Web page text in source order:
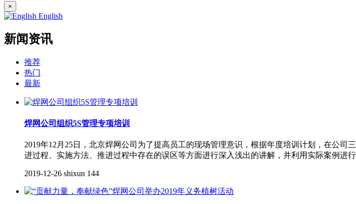
×
English
新闻资讯
推荐
热门
最新
焊网公司组织5S管理专项培训
2019年12月25日，北京焊网公司为了提高员工的现场管理意识，根据年度培训计划，在公
进过程、实施方法、推进过程中存在的误区等方面进行深入浅出的讲解，并利用实际案例进
2019-12-26 shixun 144